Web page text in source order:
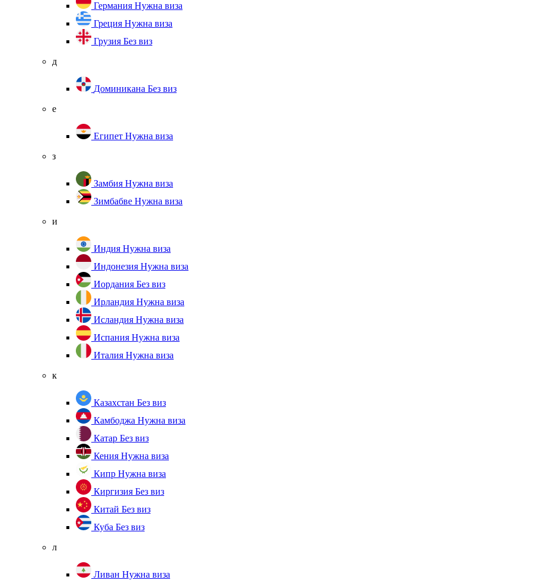
Германия Нужна виза
Греция Нужна виза
Грузия Без виз
д
Доминикана Без виз
е
Египет Нужна виза
з
Замбия Нужна виза
Зимбабве Нужна виза
и
Индия Нужна виза
Индонезия Нужна виза
Иордания Без виз
Ирландия Нужна виза
Исландия Нужна виза
Испания Нужна виза
Италия Нужна виза
к
Казахстан Без виз
Камбоджа Нужна виза
Катар Без виз
Кения Нужна виза
Кипр Нужна виза
Киргизия Без виз
Китай Без виз
Куба Без виз
л
Ливан Нужна виза